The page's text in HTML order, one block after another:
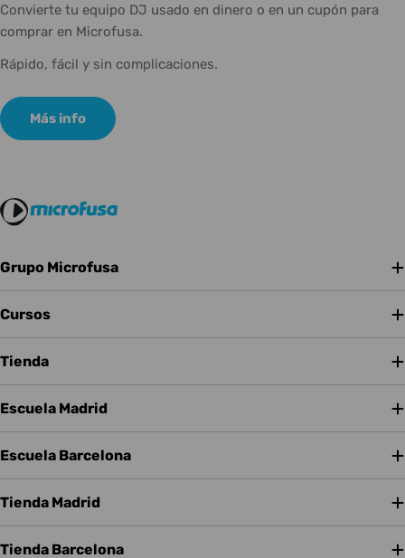
Convierte tu equipo DJ usado en dinero o en un cupón para
comprar en Microfusa.
Rápido, fácil y sin complicaciones.
Más info
Grupo Microfusa
Cursos
Tienda
Escuela Madrid
Escuela Barcelona
Tienda Madrid
Tienda Barcelona